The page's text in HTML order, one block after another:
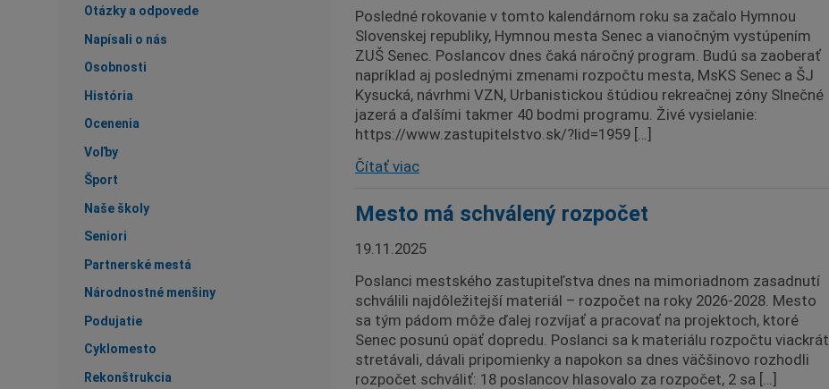
Otázky a odpovede
Napísali o nás
Osobnosti
História
Ocenenia
Voľby
Šport
Naše školy
Seniori
Partnerské mestá
Národnostné menšiny
Podujatie
Cyklomesto
Rekonštrukcia
Posledné rokovanie v tomto kalendárnom roku sa začalo Hymnou
Slovenskej republiky, Hymnou mesta Senec a vianočným vystúpením
ZUŠ Senec. Poslancov dnes čaká náročný program. Budú sa zaoberať
napríklad aj poslednými zmenami rozpočtu mesta, MsKS Senec a ŠJ
Kysucká, návrhmi VZN, Urbanistickou štúdiou rekreačnej zóny Slnečné
jazerá a ďalšími takmer 40 bodmi programu. Živé vysielanie:
https://www.zastupitelstvo.sk/?lid=1959 […]
Čítať viac
Mesto má schválený rozpočet
19.11.2025
Poslanci mestského zastupiteľstva dnes na mimoriadnom zasadnutí
schválili najdôležitejší materiál – rozpočet na roky 2026-2028. Mesto
sa tým pádom môže ďalej rozvíjať a pracovať na projektoch, ktoré
Senec posunú opäť dopredu. Poslanci sa k materiálu rozpočtu viackrát
stretávali, dávali pripomienky a napokon sa dnes väčšinovo rozhodli
rozpočet schváliť: 18 poslancov hlasovalo za rozpočet, 2 sa […]